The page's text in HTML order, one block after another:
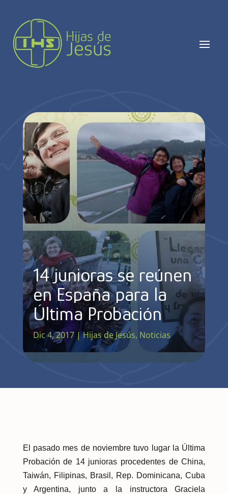
14 junioras se reúnen
en España para la
Última Probación
Dic 4, 2017|Hijas de Jesús, Noticias
El pasado mes de noviembre tuvo lugar la Última
Probación de 14 junioras procedentes de China,
Taiwán, Filipinas, Brasil, Rep. Dominicana, Cuba
y Argentina, junto a la instructora Graciela